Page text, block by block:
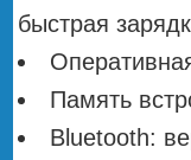
быстрая
Память
Bluetooth: